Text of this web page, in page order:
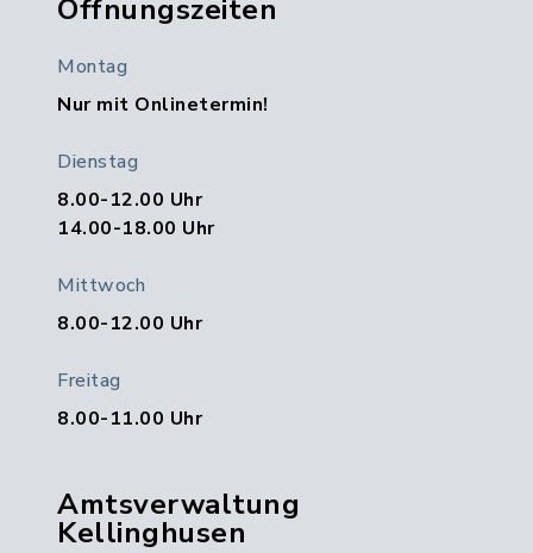
Öffnungszeiten
Montag
Nur mit Onlinetermin!
Dienstag
8.00-12.00 Uhr
14.00-18.00 Uhr
Mittwoch
8.00-12.00 Uhr
Freitag
8.00-11.00 Uhr
Amtsverwaltung
Kellinghusen